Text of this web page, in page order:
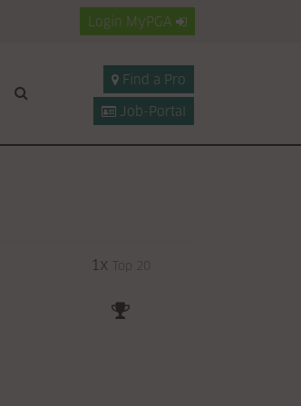
Login MyPGA
Find a Pro
Job-Portal
1x Top 20